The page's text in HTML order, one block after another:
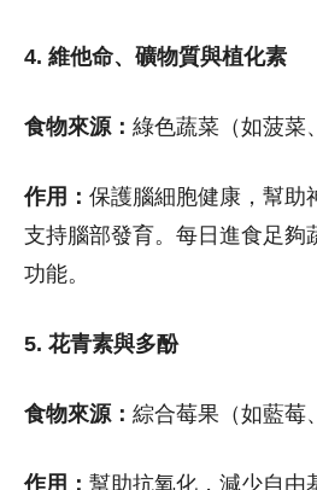
4. 維他命、礦物質與植化素
食物來源： 綠色蔬菜（如菠菜
作用： 保護腦細胞健康，幫助
支持腦部發育。每日進食足夠
功能。
5. 花青素與多酚
食物來源： 綜合莓果（如藍莓
作用： 幫助抗氧化，減少自由